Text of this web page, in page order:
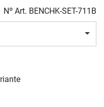
Nº Art. BENCHK-SET-711B